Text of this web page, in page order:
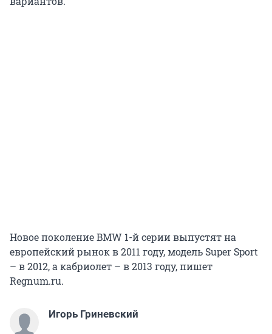
Новое поколение BMW 1-й серии выпустят на
европейский рынок в 2011 году, модель Super Sport
– в 2012, а кабриолет – в 2013 году, пишет
Regnum.ru.
Игорь Гриневский